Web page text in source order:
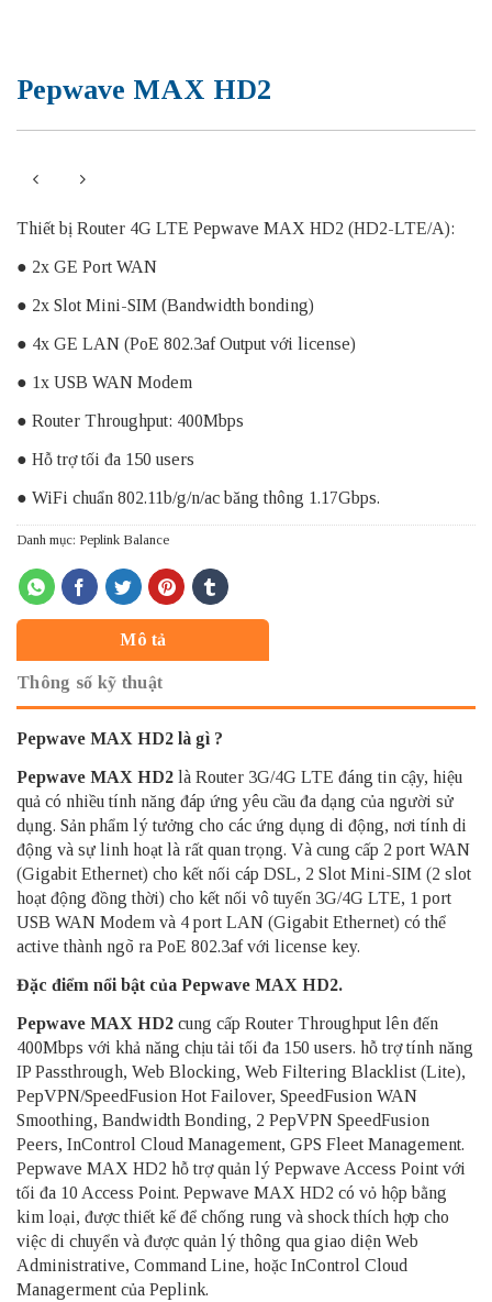
Pepwave MAX HD2
Thiết bị Router 4G LTE Pepwave MAX HD2 (HD2-LTE/A):
● 2x GE Port WAN
● 2x Slot Mini-SIM (Bandwidth bonding)
● 4x GE LAN (PoE 802.3af Output với license)
● 1x USB WAN Modem
● Router Throughput: 400Mbps
● Hỗ trợ tối đa 150 users
● WiFi chuẩn 802.11b/g/n/ac băng thông 1.17Gbps.
Danh mục: Peplink Balance
Mô tả
Thông số kỹ thuật
Pepwave MAX HD2 là gì ?
Pepwave MAX HD2 là Router 3G/4G LTE đáng tin cậy, hiệu
quả có nhiều tính năng đáp ứng yêu cầu đa dạng của người sử
dụng. Sản phẩm lý tưởng cho các ứng dụng di động, nơi tính di
động và sự linh hoạt là rất quan trọng. Và cung cấp 2 port WAN
(Gigabit Ethernet) cho kết nối cáp DSL, 2 Slot Mini-SIM (2 slot
hoạt động đồng thời) cho kết nối vô tuyến 3G/4G LTE, 1 port
USB WAN Modem và 4 port LAN (Gigabit Ethernet) có thể
active thành ngõ ra PoE 802.3af với license key.
Đặc điểm nổi bật của Pepwave MAX HD2.
Pepwave MAX HD2 cung cấp Router Throughput lên đến
400Mbps với khả năng chịu tải tối đa 150 users. hỗ trợ tính năng
IP Passthrough, Web Blocking, Web Filtering Blacklist (Lite),
PepVPN/SpeedFusion Hot Failover, SpeedFusion WAN
Smoothing, Bandwidth Bonding, 2 PepVPN SpeedFusion
Peers, InControl Cloud Management, GPS Fleet Management.
Pepwave MAX HD2 hỗ trợ quản lý Pepwave Access Point với
tối đa 10 Access Point. Pepwave MAX HD2 có vỏ hộp bằng
kim loại, được thiết kế để chống rung và shock thích hợp cho
việc di chuyển và được quản lý thông qua giao diện Web
Administrative, Command Line, hoặc InControl Cloud
Managerment của Peplink.